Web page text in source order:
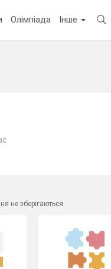
Олімпіада Інше
не зберігаються